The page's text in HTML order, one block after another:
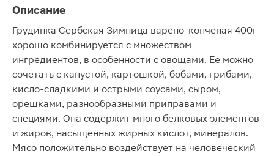
Описание
Грудинка Сербская Зимница варено-копченая 400г
хорошо комбинируется с множеством
ингредиентов, в особенности с овощами. Ее можно
сочетать с капустой, картошкой, бобами, грибами,
кисло-сладкими и острыми соусами, сыром,
орешками, разнообразными приправами и
специями. Она содержит много белковых элементов
и жиров, насыщенных жирных кислот, минералов.
Мясо положительно воздействует на человеческий